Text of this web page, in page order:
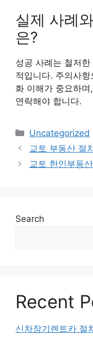
실제 사례
은?
성공 사례는 철저
적입니다. 주의사
화 이해가 중요하
연락해야 합니다.
Categories
Uncategorized
교토 부동산 절
교토 한인부동
Search
Recent
신차장기렌트카 절